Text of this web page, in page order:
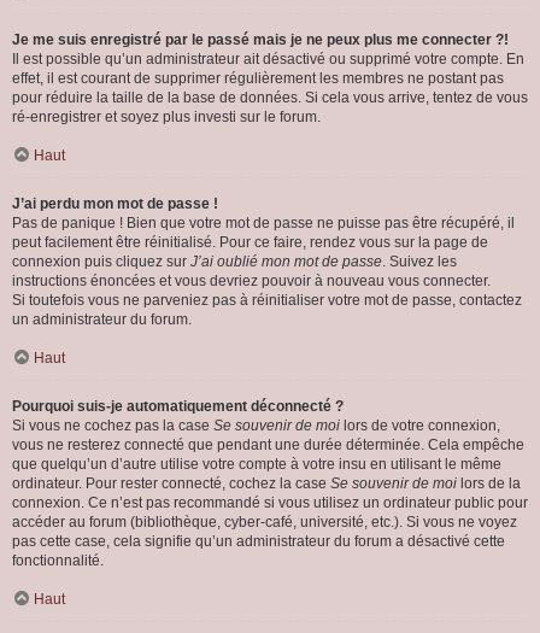
Je me suis enregistré par le passé mais je ne peux plus me connecter ?!
Il est possible qu’un administrateur ait désactivé ou supprimé votre compte. En
effet, il est courant de supprimer régulièrement les membres ne postant pas
pour réduire la taille de la base de données. Si cela vous arrive, tentez de vous
ré-enregistrer et soyez plus investi sur le forum.
Haut
J’ai perdu mon mot de passe !
Pas de panique ! Bien que votre mot de passe ne puisse pas être récupéré, il
peut facilement être réinitialisé. Pour ce faire, rendez vous sur la page de
connexion puis cliquez sur J’ai oublié mon mot de passe. Suivez les
instructions énoncées et vous devriez pouvoir à nouveau vous connecter.
Si toutefois vous ne parveniez pas à réinitialiser votre mot de passe, contactez
un administrateur du forum.
Haut
Pourquoi suis-je automatiquement déconnecté ?
Si vous ne cochez pas la case Se souvenir de moi lors de votre connexion,
vous ne resterez connecté que pendant une durée déterminée. Cela empêche
que quelqu’un d’autre utilise votre compte à votre insu en utilisant le même
ordinateur. Pour rester connecté, cochez la case Se souvenir de moi lors de la
connexion. Ce n’est pas recommandé si vous utilisez un ordinateur public pour
accéder au forum (bibliothèque, cyber-café, université, etc.). Si vous ne voyez
pas cette case, cela signifie qu’un administrateur du forum a désactivé cette
fonctionnalité.
Haut